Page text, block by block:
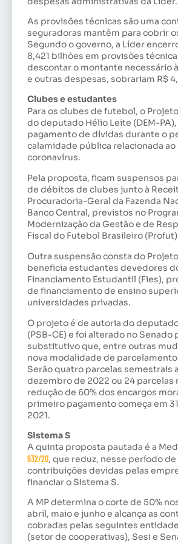
As provisões técnicas são uma
seguradoras mantêm para cobrir
Segundo o governo, a Líder
8,421 bilhões em provisões
descontar o montante necessário
e outras despesas, sobrariam R$
Clubes e estudantes
Para os clubes de futebol, o
do deputado Hélio Leite (DEM-
pagamento de dívidas durante o
calamidade pública relacionada ao
coronavírus.
Pela proposta, ficam suspensos
de débitos de clubes junto à
Procuradoria-Geral da Fazenda
Banco Central, previstos no
Modernização da Gestão e de
Fiscal do Futebol Brasileiro
Outra suspensão consta do
beneficia estudantes devedores
Financiamento Estudantil (Fies),
de financiamento de ensino
universidades privadas.
O projeto é de autoria do
(PSB-CE) e foi alterado no Senado
substitutivoque, entre outras
nova modalidade de
Serão quatro parcelas semestrais
dezembro de 2022 ou 24 parcelas
redução de 60% dos encargos
primeiro pagamento começa em
2021.
Sistema S
A quinta proposta pautada é a
932/20, que reduz, nesse período
contribuições devidas pelas
financiar o Sistema S.
A MP determina o corte de 50%
abril, maio e junho e alcança as
cobradas pelas seguintes
(setor de cooperativas), Sesi e